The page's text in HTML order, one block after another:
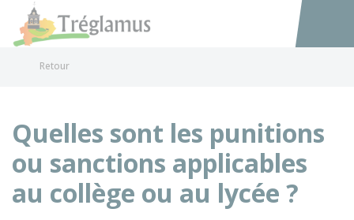
Accéder
Retour
Quelles sont les punitions
ou sanctions applicables
au collège ou au lycée ?